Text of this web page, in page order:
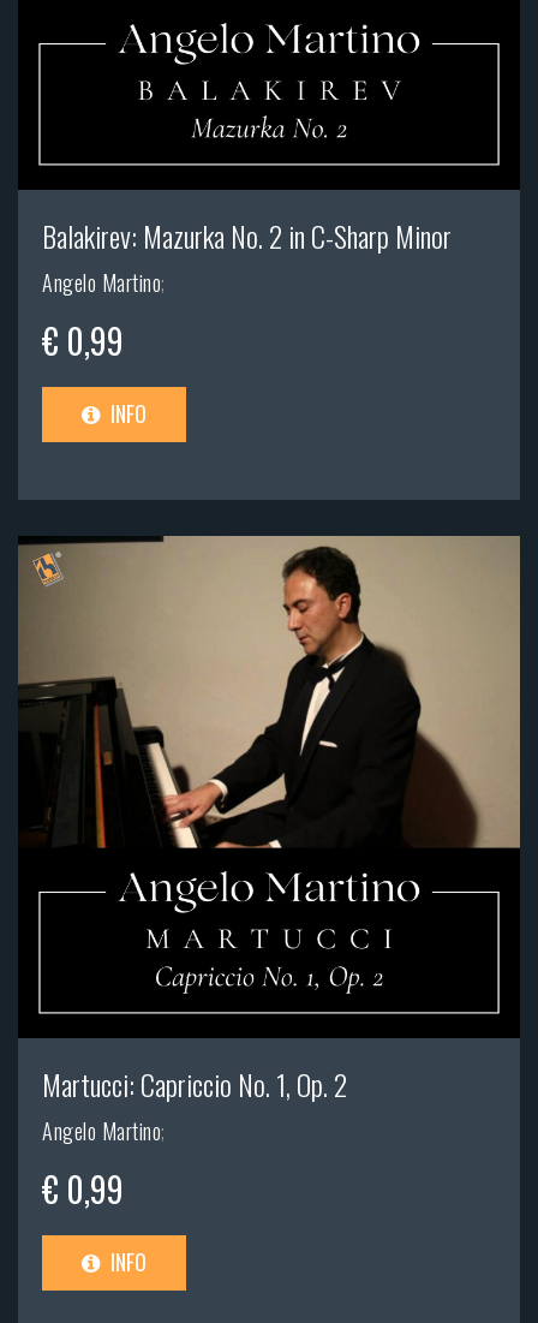
Balakirev: Mazurka No. 2 in C-Sharp Minor
Angelo Martino;
€ 0,99
INFO
Martucci: Capriccio No. 1, Op. 2
Angelo Martino;
€ 0,99
INFO